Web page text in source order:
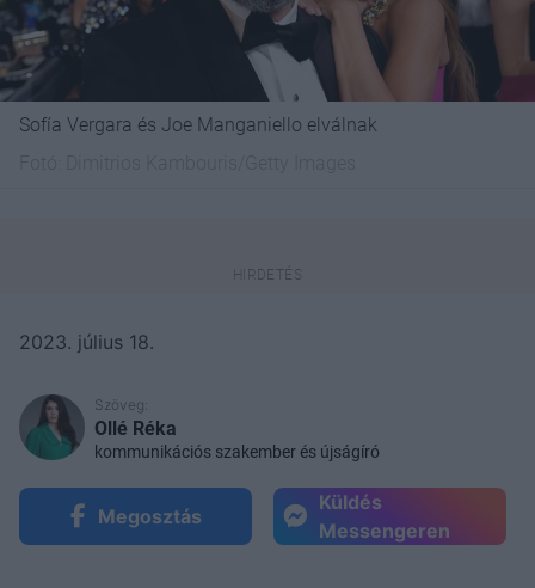
Sofía Vergara és Joe Manganiello elválnak
2023. július 18.
Szöveg:
Ollé Réka
kommunikációs szakember és újságíró
Megosztás
Küldés
Messengeren